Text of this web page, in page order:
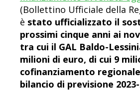
(Bollettino Ufficiale della
è stato ufficializzato il
prossimi cinque anni ai
tra cui il GAL Baldo-
milioni di euro, di cui 9
cofinanziamento
bilancio di previsione